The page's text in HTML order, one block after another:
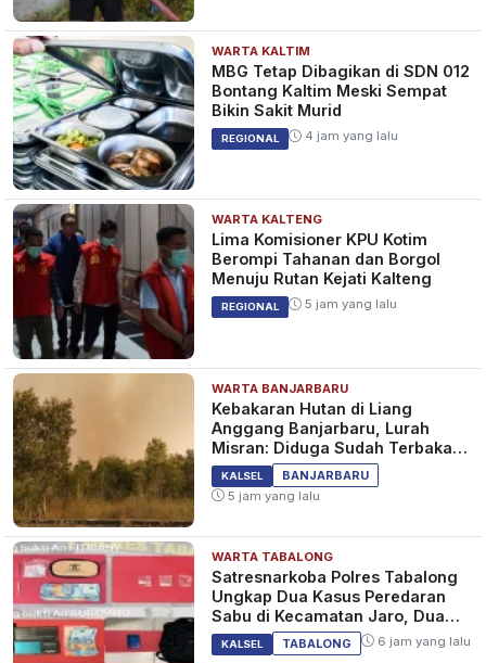
WARTA KALTIM
MBG Tetap Dibagikan di SDN 012
Bontang Kaltim Meski Sempat
Bikin Sakit Murid
REGIONAL 4 jam yang lalu
WARTA KALTENG
Lima Komisioner KPU Kotim
Berompi Tahanan dan Borgol
Menuju Rutan Kejati Kalteng
REGIONAL 5 jam yang lalu
WARTA BANJARBARU
Kebakaran Hutan di Liang
Anggang Banjarbaru, Lurah
Misran: Diduga Sudah Terbakar
Sejak Tadi Malam
KALSEL
BANJARBARU
5 jam yang lalu
WARTA TABALONG
Satresnarkoba Polres Tabalong
Ungkap Dua Kasus Peredaran
Sabu di Kecamatan Jaro, Dua
Pelaku Diamankan
KALSEL TABALONG 6 jam yang lalu